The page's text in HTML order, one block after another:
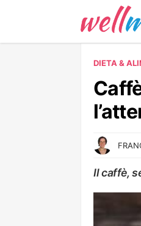
DIETA &
Il caffè,